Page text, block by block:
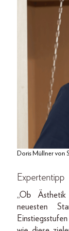
Doris Müllner von
Expertentipp
„Ob Ästhetik
neuesten